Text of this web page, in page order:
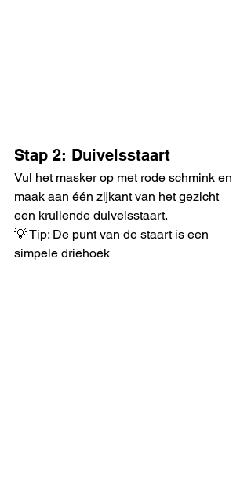
Stap 2: Duivelsstaart
Vul het masker op met rode schmink en
maak aan één zijkant van het gezicht
een krullende duivelsstaart.
💡 Tip: De punt van de staart is een
simpele driehoek